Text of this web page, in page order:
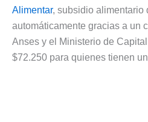
Alimentar, subsidio alimentario
automáticamente gracias a un
Anses y el Ministerio de
$72.250 para quienes tienen